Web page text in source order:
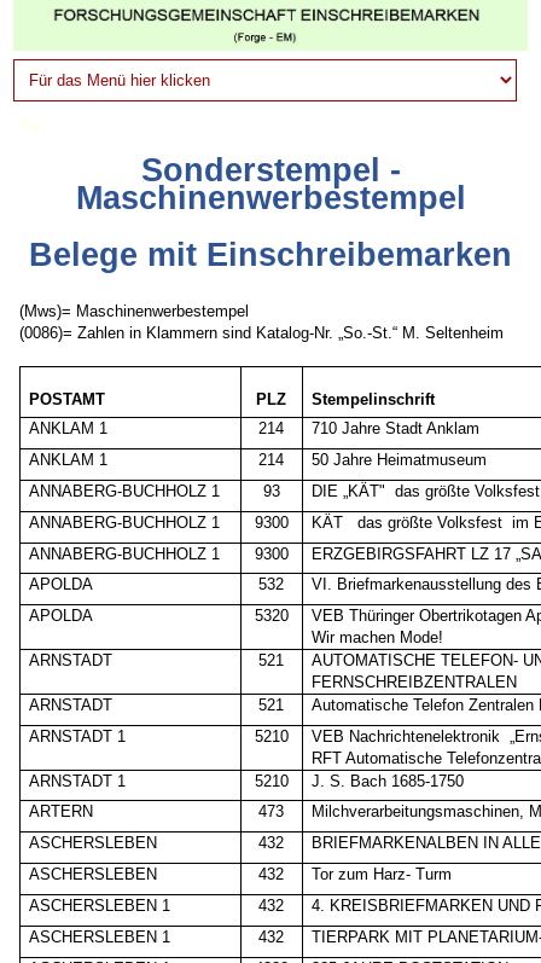
Sonderstempel -
Maschinenwerbestempel
Belege mit Einschreibemarken
(Mws)= Maschinenwerbestempel
(0086)= Zahlen in Klammern sind Katalog-Nr. „So.-St.“ M. Seltenheim
POSTAMT PLZ
Stempelinschrift
ANKLAM 1
214
710 Jahre Stadt Anklam
ANKLAM 1
214
50 Jahre Heimatmuseum
ANNABERG-BUCHHOLZ 1
93 DIE „KÄT"
das größte
ANNABERG-BUCHHOLZ 1
9300 KÄT das größte Volksfest im
ANNABERG-BUCHHOLZ 1
9300
ERZGEBIRGSFAHRT LZ 17
APOLDA
532
VI. Briefmarkenausstellung des
APOLDA
5320
VEB Thüringer Obertrikotagen
Wir machen Mode!
ARNSTADT
521
AUTOMATISCHE TELEFON-
FERNSCHREIBZENTRALEN
ARNSTADT
521
Automatische Telefon Zentralen
ARNSTADT 1
5210 VEB Nachrichtenelektronik
RFT Automatische
ARNSTADT 1
5210
J. S. Bach 1685-1750
ARTERN
473
Milchverarbeitungsmaschinen,
ASCHERSLEBEN
432
BRIEFMARKENALBEN IN
ASCHERSLEBEN
432
Tor zum Harz- Turm
ASCHERSLEBEN 1
432
4. KREISBRIEFMARKEN UND
ASCHERSLEBEN 1
432
TIERPARK MIT